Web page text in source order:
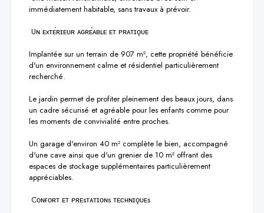
immédiatement habitable, sans travaux à prévoir.
Implantée sur un terrain de 907 m², cette propriété bénéficie
d'un environnement calme et résidentiel particulièrement
recherché.
Le jardin permet de profiter pleinement des beaux jours, dans
un cadre sécurisé et agréable pour les enfants comme pour
les moments de convivialité entre proches.
Un garage d'environ 40 m² complète le bien, accompagné
d'une cave ainsi que d'un grenier de 10 m² offrant des
espaces de stockage supplémentaires particulièrement
appréciables.